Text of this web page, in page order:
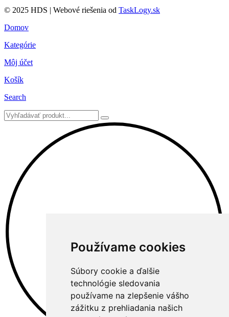
Používame cookies
Súbory cookie a ďalšie
technológie sledovania
používame na zlepšenie vášho
zážitku z prehliadania našich
© 2025 HDS | Webové riešenia od TaskLogy.sk
Domov
Kategórie
Môj účet
Košík
Search